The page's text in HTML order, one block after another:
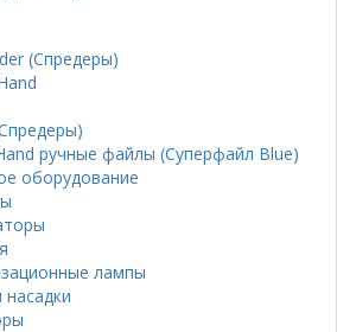
(Спредеры)
ручные файлы (Суперфайл Blue)
оборудование
лампы